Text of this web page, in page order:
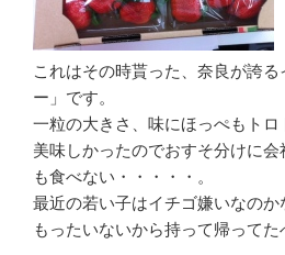
これはその時貰った、奈良が誇
ー」です。
一粒の大きさ、味にほっぺもトロ
美味しかったのでおすそ分けに
も食べない・・・・・。
最近の若い子はイチゴ嫌いなのか
もったいないから持って帰ってた